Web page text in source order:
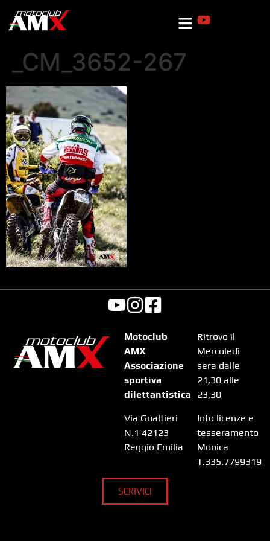
_CM_3652-267
Motoclub
AMX
Associazione
sportiva
dilettantistica
Via Gualtieri
N.1 42123
Reggio Emilia
Ritrovo il
Mercoledì
sera dalle
21,30 alle
23,30
Info licenze e
tesseramento
Monica
T.335.7799319
SCRIVICI